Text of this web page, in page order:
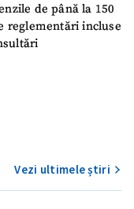
de până la 150
reglementări incluse
Vezi ultimele știri